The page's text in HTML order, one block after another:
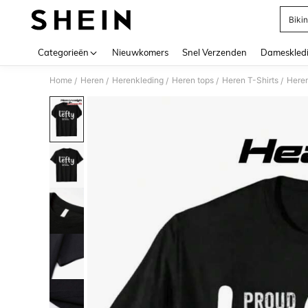
Categorieën Nieuwkomers Snel Verzenden
Home / Heren / Herenkleding / Heren tops / Heren T-Shirts /